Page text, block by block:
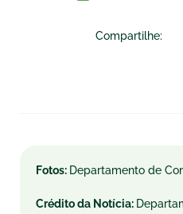
Compartilhe:
Fotos: Departamento de
Crédito da Notícia: